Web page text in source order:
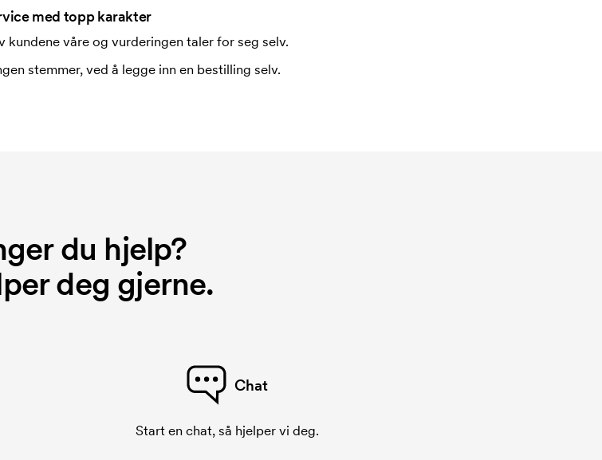
med topp karakter
kundene våre og vurderingen taler for seg selv.
stemmer, ved å legge inn en bestilling selv.
du hjelp?
deg gjerne.
Chat
Start en chat, så hjelper vi deg.